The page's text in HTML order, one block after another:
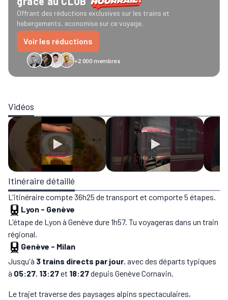
Offrant des réductions exclusives sur les trains et
hebergements, economise sur ce voyage.
Voir les réductions
+2 000 membres
GreenGo Caledonian
Vidéos
Itinéraire détaillé
L'itinéraire compte 36h25 de transport et comporte 5 étapes.
Lyon - Genève
L'étape de Lyon à Genève dure 1h57. Tu voyageras dans un train
régional.
Genève - Milan
Jusqu'à 3 trains directs par jour, avec des départs typiques
à 05:27, 13:27et 18:27depuis Genève Cornavin.
Le trajet traverse des paysages alpins spectaculaires,